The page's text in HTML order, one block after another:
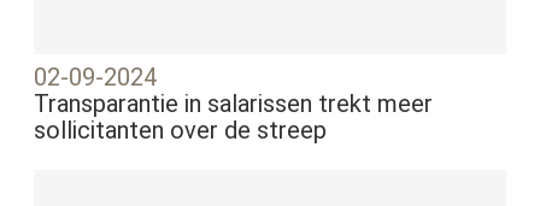
02-09-2024
Transparantie in salarissen trekt meer
sollicitanten over de streep